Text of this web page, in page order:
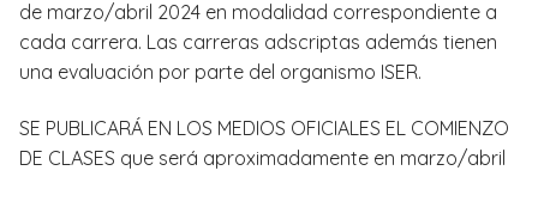
de marzo/abril 2024 en modalidad correspondiente a
cada carrera. Las carreras adscriptas además tienen
una evaluación por parte del organismo ISER.
SE PUBLICARÁ EN LOS MEDIOS OFICIALES EL COMIENZO
DE CLASES que será aproximadamente en marzo/abril